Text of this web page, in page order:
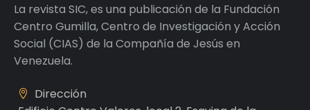
La revista SIC, es una publicación de la Fundación
Centro Gumilla, Centro de Investigación y Acción
Social (CIAS) de la Compañía de Jesús en
Venezuela.
Dirección